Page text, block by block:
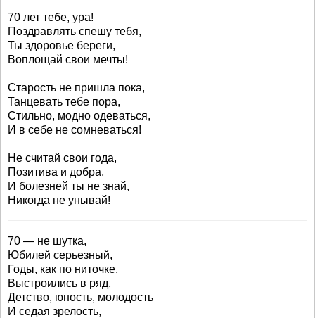
70 лет тебе, ура!
Поздравлять спешу тебя,
Ты здоровье береги,
Воплощай свои мечты!
Старость не пришла пока,
Танцевать тебе пора,
Стильно, модно одеваться,
И в себе не сомневаться!
Не считай свои года,
Позитива и добра,
И болезней ты не знай,
Никогда не унывай!
70 — не шутка,
Юбилей серьезный,
Годы, как по ниточке,
Выстроились в ряд,
Детство, юность, молодость
И седая зрелость,